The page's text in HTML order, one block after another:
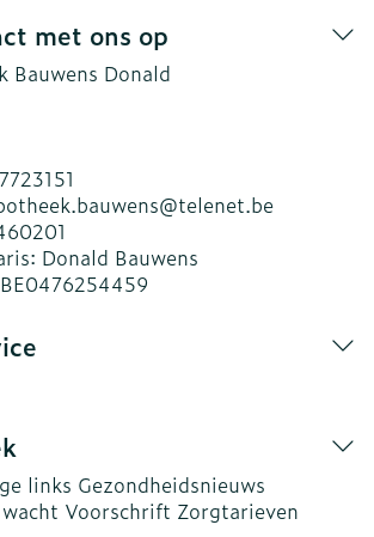
met ons op
Bauwens Donald
telenet.be
Donald Bauwens
BE0476254459
links Gezondheidsnieuws
Voorschrift Zorgtarieven